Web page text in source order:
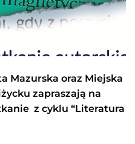
Mazurska oraz Miejska
zapraszają na
z cyklu “Literatura